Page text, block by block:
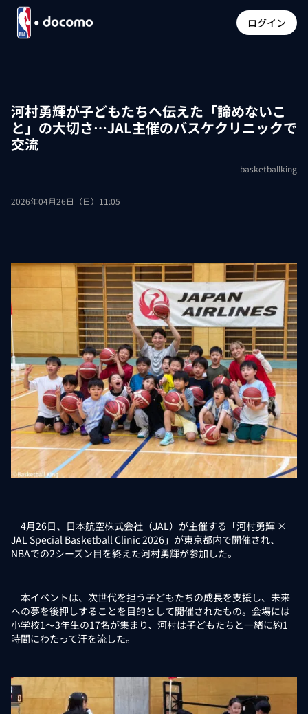
ログイン
河村勇輝が子どもたちへ伝えた「諦めないこ
と」の大切さ…JAL主催のバスケクリニックで
交流
basketballking
2026年04月26日（日）11:05
4月26日、日本航空株式会社（JAL）が主催する「河村勇輝 ×
JAL Special Basketball Clinic 2026」が東京都内で開催され、
NBAでの2シーズン目を終えた河村勇輝が参加した。
本イベントは、次世代を担う子どもたちの成長を支援し、未来
への夢を後押しすることを目的として開催されたもの。会場には
小学校1〜3年生の17名が集まり、河村は子どもたちと一緒に約1
時間にわたって汗を流した。